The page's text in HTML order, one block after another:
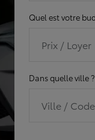
Quel est votre
Prix / Loyer
Dans quelle ville ?
Ville /